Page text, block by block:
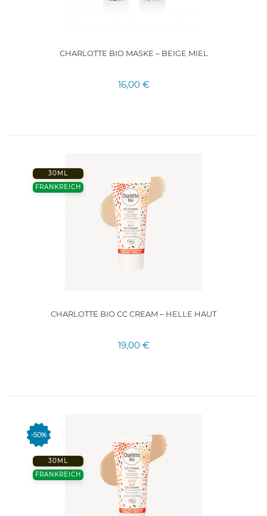
CHARLOTTE BIO MASKE – BEIGE MIEL
16,00 €
30ML
FRANKREICH
CHARLOTTE BIO CC CREAM – HELLE HAUT
19,00 €
-50%
30ML
FRANKREICH